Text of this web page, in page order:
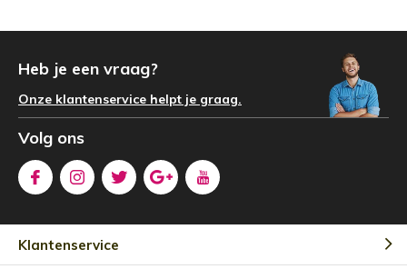
Heb je een vraag?
Onze klantenservice helpt je graag.
Volg ons
Klantenservice